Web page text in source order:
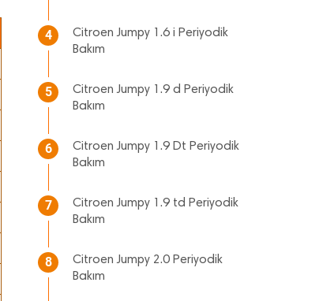
4
Citroen Jumpy 1.6 i Periyodik
Bakım
5
Citroen Jumpy 1.9 d Periyodik
Bakım
6
Citroen Jumpy 1.9 Dt Periyodik
Bakım
7
Citroen Jumpy 1.9 td Periyodik
Bakım
8
Citroen Jumpy 2.0 Periyodik
Bakım